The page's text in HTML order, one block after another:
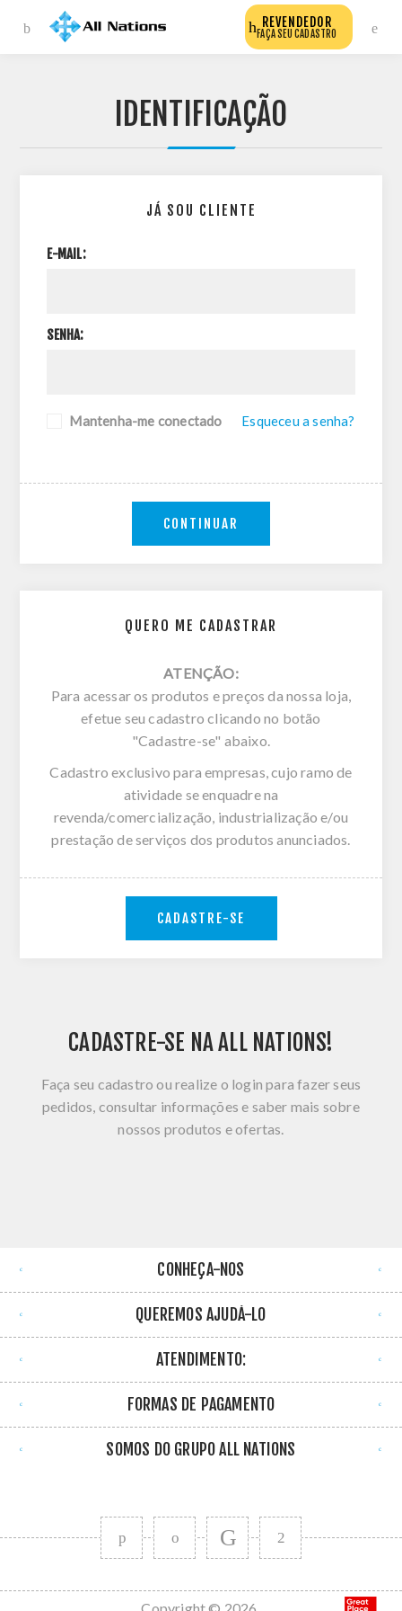
REVENDEDOR
FAÇA SEU CADASTRO
IDENTIFICAÇÃO
QUERO ME CADASTRAR
ATENÇÃO:
Para acessar os produtos e preços da nossa loja,
efetue seu cadastro clicando no botão
"Cadastre-se" abaixo.
Cadastro exclusivo para empresas, cujo ramo de
atividade se enquadre na
revenda/comercialização, industrialização e/ou
prestação de serviços dos produtos anunciados.
CADASTRE-SE
JÁ SOU CLIENTE
E-MAIL:
SENHA:
Mantenha-me conectado Esqueceu a senha?
CONTINUAR
CADASTRE-SE NA ALL NATIONS!
Faça seu cadastro ou realize o login para fazer seus
pedidos, consultar informações e saber mais sobre
nossos produtos e ofertas.
CONHEÇA-NOS
QUEREMOS AJUDÁ-LO
ATENDIMENTO:
FORMAS DE PAGAMENTO
SOMOS DO GRUPO ALL NATIONS